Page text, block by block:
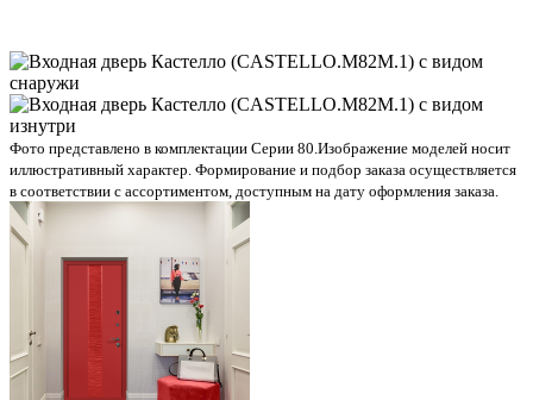
Фото представлено в комплектации Серии 80.Изображение моделей носит
иллюстративный характер. Формирование и подбор заказа осуществляется
в соответствии с ассортиментом, доступным на дату оформления заказа.